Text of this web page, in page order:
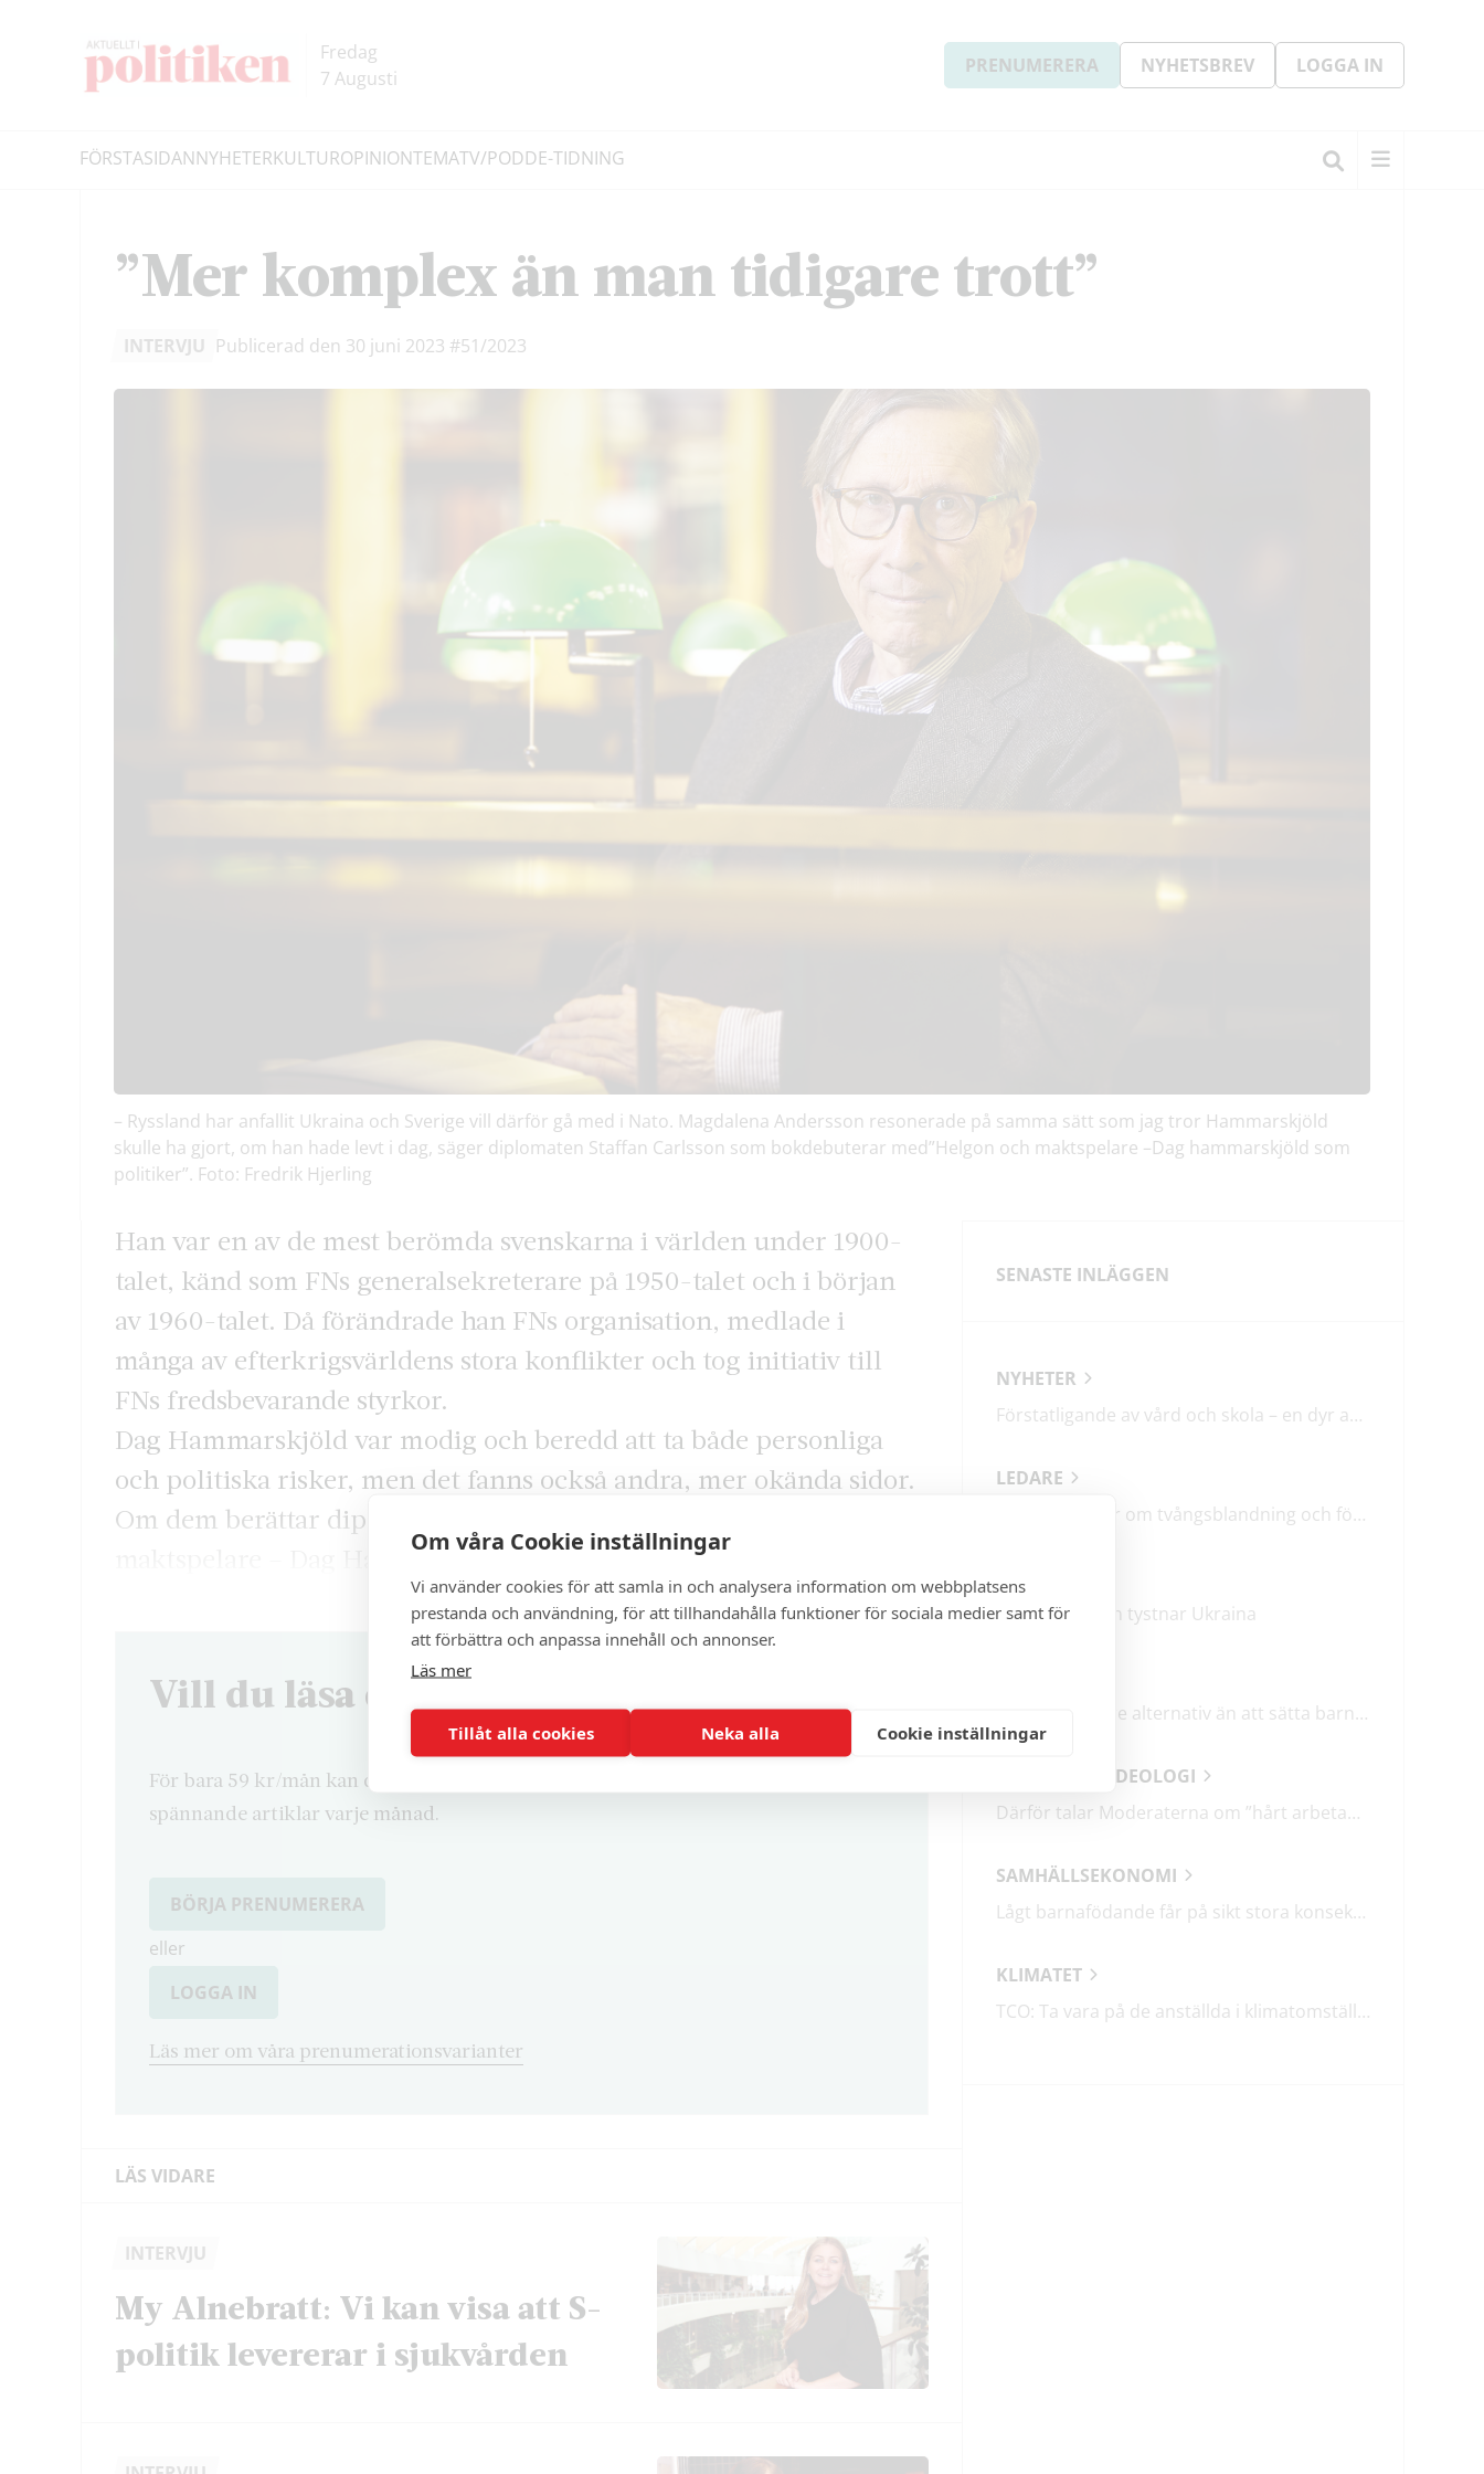
Om våra Cookie inställningar
Vi använder cookies för att samla in och analysera information om webbplatsens
prestanda och användning, för att tillhandahålla funktioner för sociala medier samt för
att förbättra och anpassa innehåll och annonser.
Läs mer
Tillåt alla cookies Neka alla Cookie inställningar
Fredag
7 Augusti
PRENUMERERA NYHETSBREV LOGGA IN
FÖRSTASIDANNYHETERKULTUROPINIONTEMATV/PODDE-TIDNING
”Mer komplex än man tidigare trott”
INTERVJU Publicerad den 30 juni 2023 #51/2023
– Ryssland har anfallit Ukraina och Sverige vill därför gå med i Nato. Magdalena Andersson resonerade på samma sätt som jag tror Hammarskjöld
skulle ha gjort, om han hade levt i dag, säger diplomaten Staffan Carlsson som bokdebuterar med”Helgon och maktspelare –Dag hammarskjöld som
politiker”. Foto: Fredrik Hjerling
Han var en av de mest berömda svenskarna i världen under 1900-
talet, känd som FNs generalsekreterare på 1950-talet och i början
av 1960-talet. Då förändrade han FNs organisation, medlade i
många av efterkrigsvärldens stora konflikter och tog initiativ till
FNs fredsbevarande styrkor.
Dag Hammarskjöld var modig och beredd att ta både personliga
och politiska risker, men det fanns också andra, mer okända sidor.
Om dem berättar diplomaten Staffan Carlsson i boken ”Helgon och
maktspelare – Dag Hammarskjöld som politiker”.
Vill du läsa denna artikel?
För bara 59 kr/mån kan du läsa både denna och cirka 100 andra exklusiva och
spännande artiklar varje månad.
BÖRJA PRENUMERERA
eller
LOGGA IN
Läs mer om våra prenumerationsvarianter
LÄS VIDARE
INTERVJU
My Alnebratt: Vi kan visa att S-
politik levererar i sjukvården
SENASTE INLÄGGEN
NYHETER
Förstatligande av vård och skola – en dyr affär med osäkert utfall
LEDARE
M & SD hycklar om tvångsblandning och förvärrar segregationen
Mitt i frukosten tystnar Ukraina
Det finns bättre alternativ än att sätta barn i fängelse
ANALYSER & IDEOLOGI
Därför talar Moderaterna om ”hårt arbetande människor”
SAMHÄLLSEKONOMI
Lågt barnafödande får på sikt stora konsekvenser
KLIMATET
TCO: Ta vara på de anställda i klimatomställningen